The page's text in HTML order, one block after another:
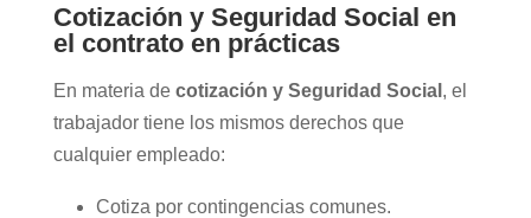
Cotización y Seguridad Social en
el contrato en prácticas
En materia de cotización y Seguridad Social , el
trabajador tiene los mismos derechos que
cualquier empleado:
Cotiza por contingencias comunes.